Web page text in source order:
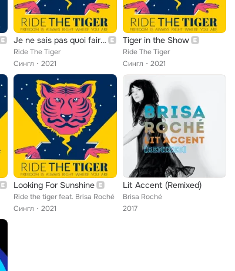
Je ne sais pas quoi faire de toi
Ride The Tiger
Сингл
2021
Tiger in the Show
Ride The Tiger
Сингл
2021
Looking For Sunshine
Ride the tiger feat. Brisa Roché
Сингл
2021
Lit Accent (Remixed)
Brisa Roché
2017